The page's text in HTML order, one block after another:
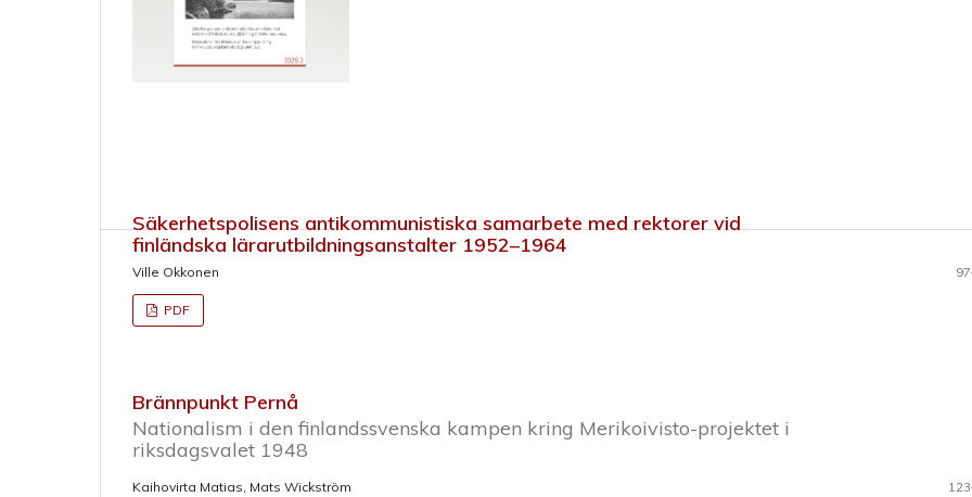
Säkerhetspolisens antikommunistiska samarbete med rektorer vid
finländska lärarutbildningsanstalter 1952–1964
Ville Okkonen
PDF
Brännpunkt Pernå
Nationalism i den finlandssvenska kampen kring Merikoivisto-projektet i
riksdagsvalet 1948
Kaihovirta Matias, Mats Wickström